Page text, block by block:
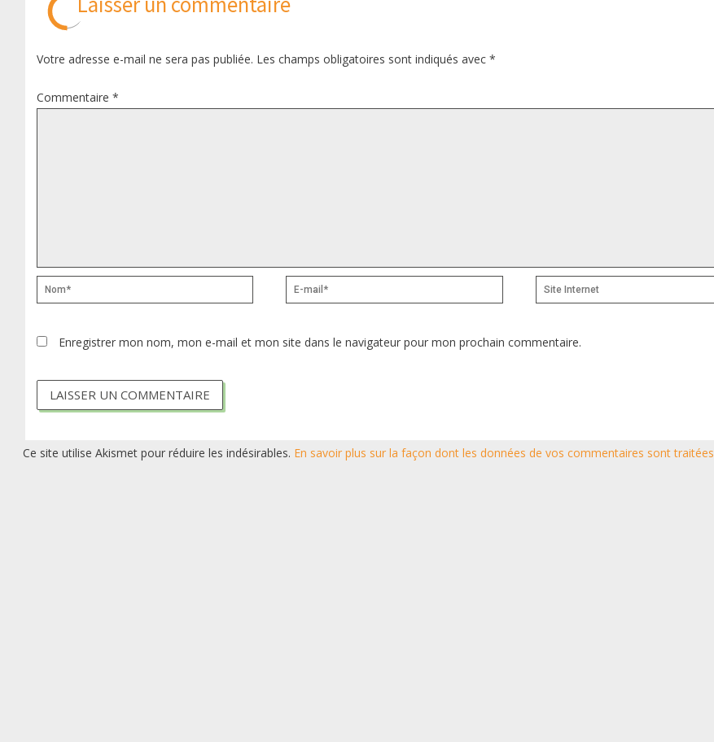
Votre adresse e-mail ne sera pas publiée. Les champs obligatoires sont indiqués avec *
Commentaire *
Nom*
E-
mail*
Site
Internet
Enregistrer mon nom, mon e-mail et mon site dans le navigateur pour mon prochain commentaire.
Ce site utilise Akismet pour réduire les indésirables. En savoir plus sur la façon dont les données de vos commentaires sont traitées